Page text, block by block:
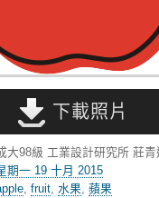
下載照片
大98級 工業設計研究所 莊青
期一 19 十月 2015
, fruit, 水果 蘋果